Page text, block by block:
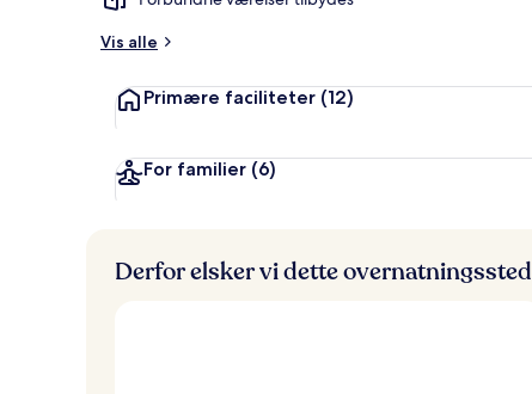
Vis alle
Primære faciliteter (12)
For familier (6)
Derfor elsker vi dette overnatningssted